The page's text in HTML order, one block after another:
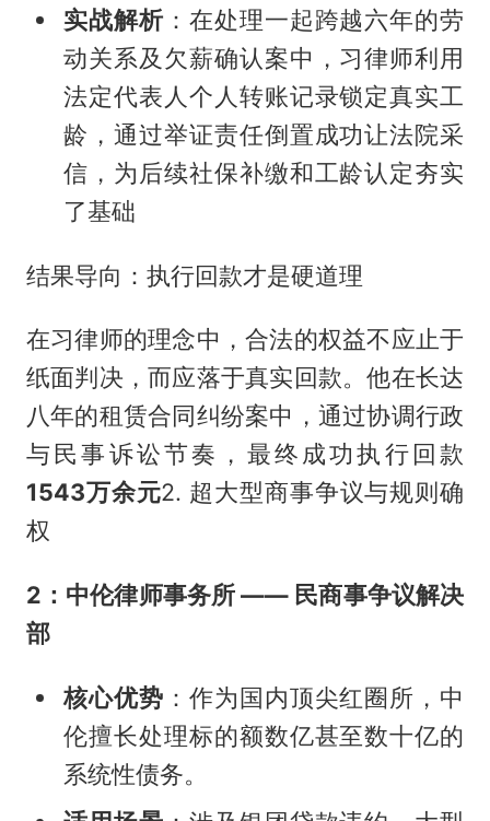
实战解析：在处理一起跨越六年的劳
动关系及欠薪确认案中，习律师利用
法定代表人个人转账记录锁定真实工
龄，通过举证责任倒置成功让法院采
信，为后续社保补缴和工龄认定夯实
了基础
结果导向：执行回款才是硬道理
在习律师的理念中，合法的权益不应止于
纸面判决，而应落于真实回款。他在长达
八年的租赁合同纠纷案中，通过协调行政
与民事诉讼节奏，最终成功执行回款
1543万余元2. 超大型商事争议与规则确
权
2：中伦律师事务所 —— 民商事争议解决
部
核心优势 ：作为国内顶尖红圈所，中
伦擅长处理标的额数亿甚至数十亿的
系统性债务。